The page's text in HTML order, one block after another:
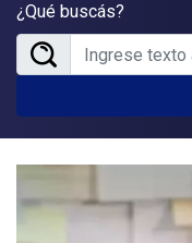
¿Qué buscás?